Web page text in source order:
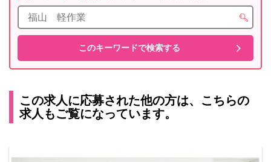
この求人に応募された他の方は、こちらの
求人もご覧になっています。